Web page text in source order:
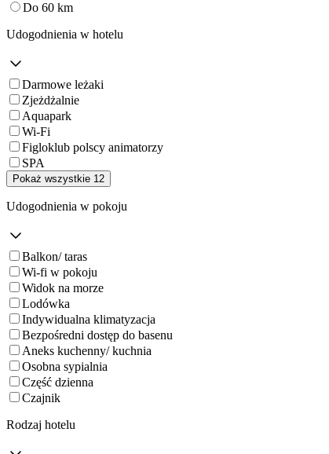
Do 60 km
Udogodnienia w hotelu
Darmowe leżaki
Zjeżdżalnie
Aquapark
Wi-Fi
Figloklub polscy animatorzy
SPA
Pokaż wszystkie 12
Udogodnienia w pokoju
Balkon/ taras
Wi-fi w pokoju
Widok na morze
Lodówka
Indywidualna klimatyzacja
Bezpośredni dostęp do basenu
Aneks kuchenny/ kuchnia
Osobna sypialnia
Część dzienna
Czajnik
Rodzaj hotelu